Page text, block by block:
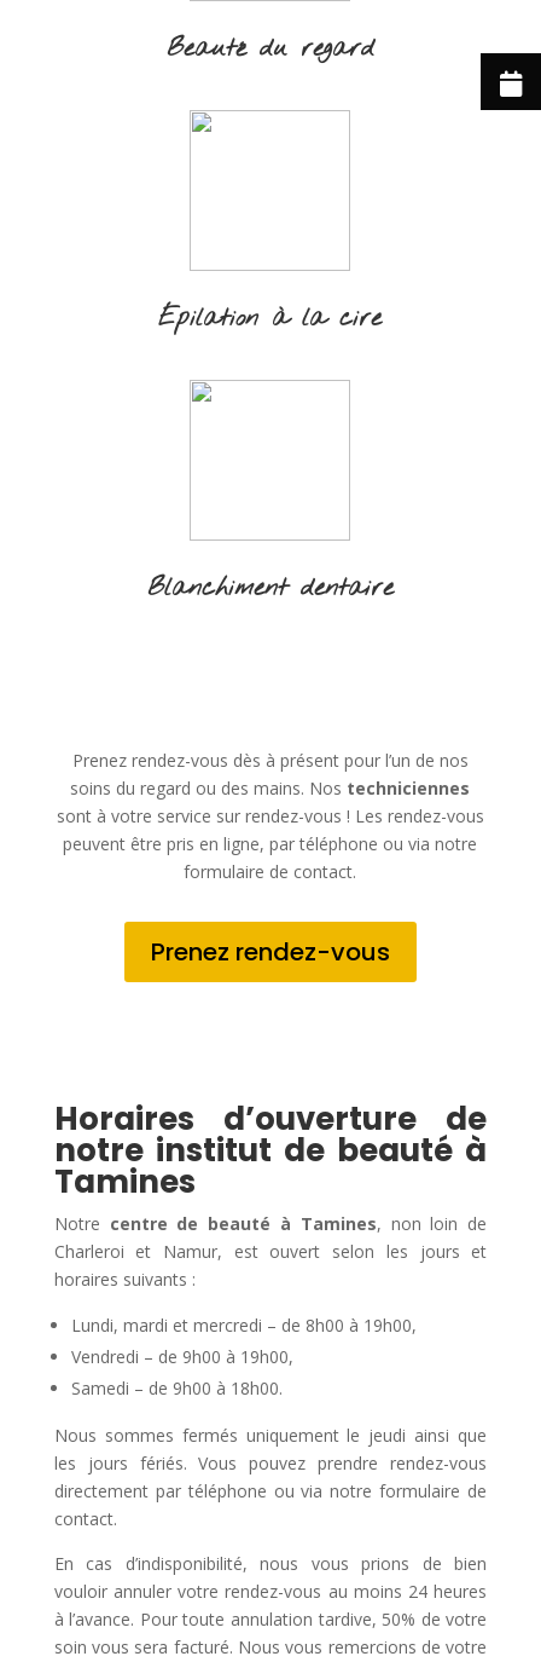
Beauté du regard
Épilation à la cire
Blanchiment dentaire
Prenez rendez-vous dès à présent pour l’un de nos
soins du regard ou des mains. Nos techniciennes
sont à votre service sur rendez-vous ! Les rendez-vous
peuvent être pris en ligne, par téléphone ou via notre
formulaire de contact.
Prenez rendez-vous
Horaires d’ouverture de
notre institut de beauté à
Tamines
Notre centre de beauté à Tamines, non loin de
Charleroi et Namur, est ouvert selon les jours et
horaires suivants :
Lundi, mardi et mercredi – de 8h00 à 19h00,
Vendredi – de 9h00 à 19h00,
Samedi – de 9h00 à 18h00.
Nous sommes fermés uniquement le jeudi ainsi que
les jours fériés. Vous pouvez prendre rendez-vous
directement par téléphone ou via notre formulaire de
contact.
En cas d’indisponibilité, nous vous prions de bien
vouloir annuler votre rendez-vous au moins 24 heures
à l’avance. Pour toute annulation tardive, 50% de votre
soin vous sera facturé. Nous vous remercions de votre